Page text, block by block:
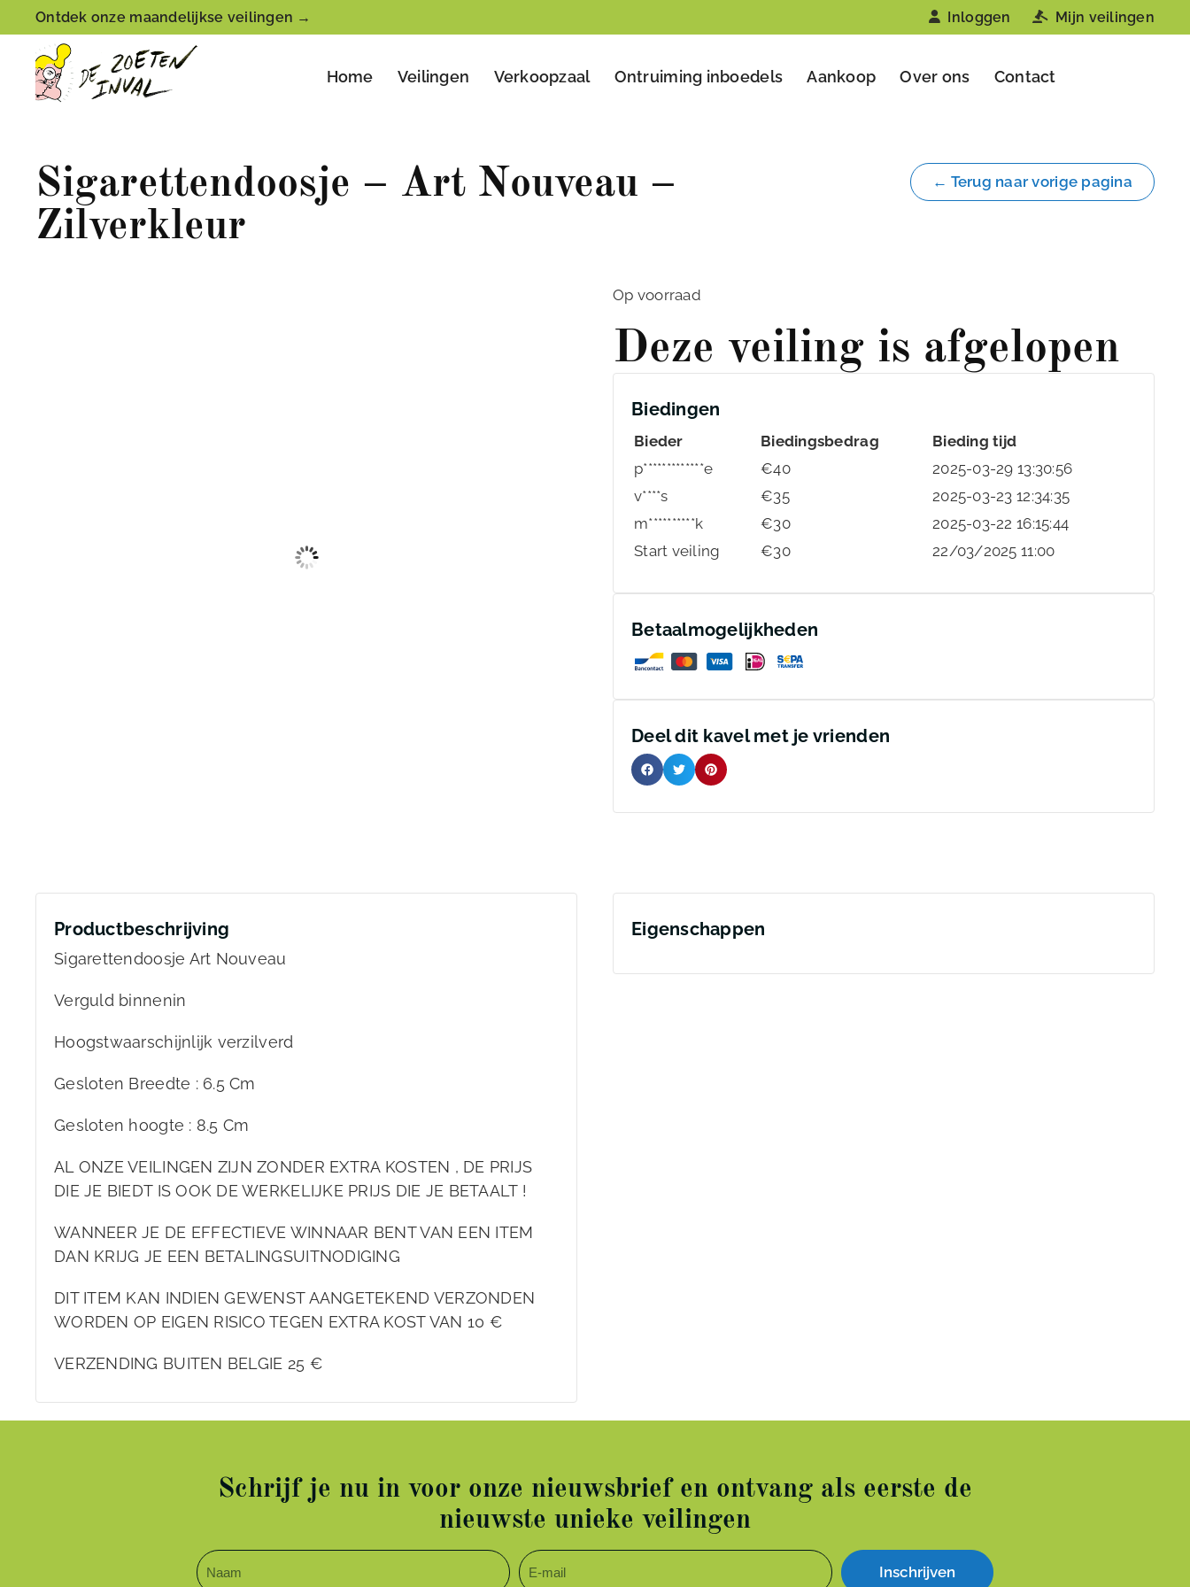
Ontdek onze maandelijkse veilingen → Inloggen Mijn veilingen
Home Veilingen Verkoopzaal Ontruiming inboedels Aankoop Over ons Contact
Sigarettendoosje – Art Nouveau –
Zilverkleur
← Terug naar vorige pagina
Op voorraad
Deze veiling is afgelopen
Biedingen
Bieder Biedingsbedrag
Bieding tijd
p*************e
€40
2025-03-29 13:30:56
v****s
€35
2025-03-23 12:34:35
m**********k
€30
2025-03-22 16:15:44
Start veiling
€30 22/03/2025 11:00
Betaalmogelijkheden
Deel dit kavel met je vrienden
Productbeschrijving
Sigarettendoosje Art Nouveau
Verguld binnenin
Hoogstwaarschijnlijk verzilverd
Gesloten Breedte : 6.5 Cm
Gesloten hoogte : 8.5 Cm
AL ONZE VEILINGEN ZIJN ZONDER EXTRA KOSTEN , DE PRIJS
DIE JE BIEDT IS OOK DE WERKELIJKE PRIJS DIE JE BETAALT !
WANNEER JE DE EFFECTIEVE WINNAAR BENT VAN EEN ITEM
DAN KRIJG JE EEN BETALINGSUITNODIGING
DIT ITEM KAN INDIEN GEWENST AANGETEKEND VERZONDEN
WORDEN OP EIGEN RISICO TEGEN EXTRA KOST VAN 10 €
VERZENDING BUITEN BELGIE 25 €
Eigenschappen
Schrijf je nu in voor onze nieuwsbrief en ontvang als eerste de
nieuwste unieke veilingen
Inschrijven